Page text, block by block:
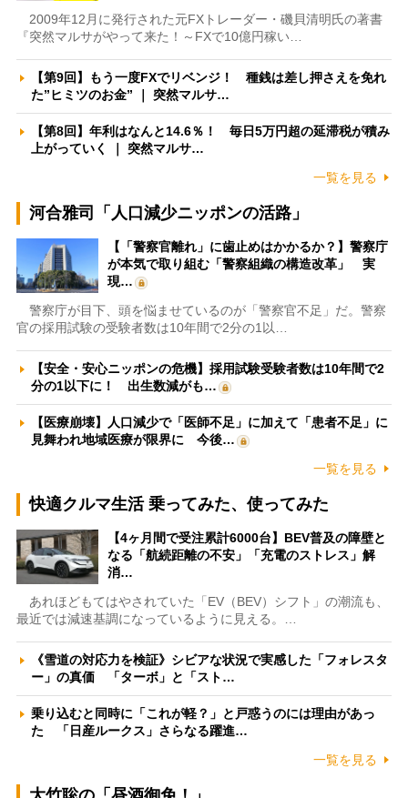
2009年12月に発行された元FXトレーダー・磯貝清明氏の著書
『突然マルサがやって来た！～FXで10億円稼い…
【第9回】もう一度FXでリベンジ！ 種銭は差し押さえを免れ
た”ヒミツのお金” ｜ 突然マルサ…
【第8回】年利はなんと14.6％！ 毎日5万円超の延滞税が積み
上がっていく ｜ 突然マルサ…
一覧を見る
河合雅司「人口減少ニッポンの活路」
【「警察官離れ」に歯止めはかかるか？】警察庁
が本気で取り組む「警察組織の構造改革」 実
現…
警察庁が目下、頭を悩ませているのが「警察官不足」だ。警察
官の採用試験の受験者数は10年間で2分の1以…
【安全・安心ニッポンの危機】採用試験受験者数は10年間で2
分の1以下に！ 出生数減がも…
【医療崩壊】人口減少で「医師不足」に加えて「患者不足」に
見舞われ地域医療が限界に 今後…
一覧を見る
快適クルマ生活 乗ってみた、使ってみた
【4ヶ月間で受注累計6000台】BEV普及の障壁と
なる「航続距離の不安」「充電のストレス」解
消…
あれほどもてはやされていた「EV（BEV）シフト」の潮流も、
最近では減速基調になっているように見える。…
《雪道の対応力を検証》シビアな状況で実感した「フォレスタ
ー」の真価 「ターボ」と「スト…
乗り込むと同時に「これが軽？」と戸惑うのには理由があっ
た 「日産ルークス」さらなる躍進…
一覧を見る